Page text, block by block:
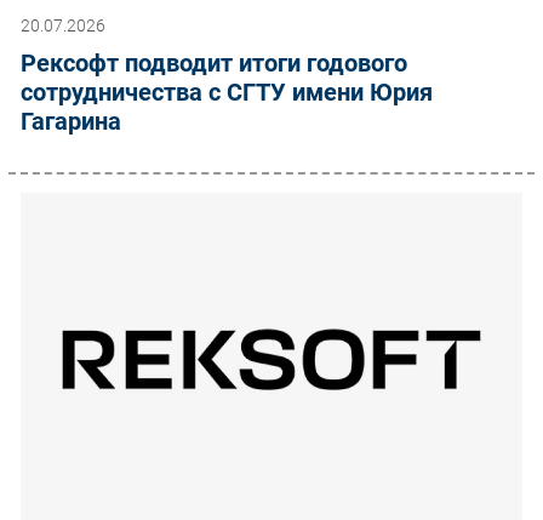
20.07.2026
Рексофт подводит итоги годового
сотрудничества с СГТУ имени Юрия
Гагарина